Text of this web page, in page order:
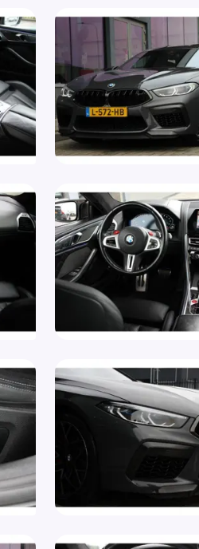
stop systeem
verstelbaar
multifunctioneel
waarschuwing
detectie
digitaal instrumentenpaneel
voorruit